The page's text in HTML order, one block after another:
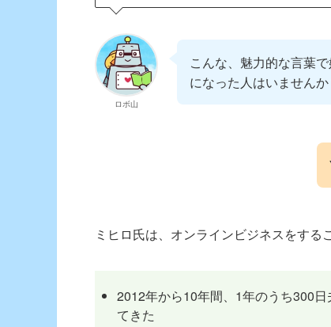
ロボ山
こんな、魅力的な言葉
になった人はいませんか
ミヒロ氏は、オンラインビジネスをする
2012年から10年間、1年のうち300
てきた